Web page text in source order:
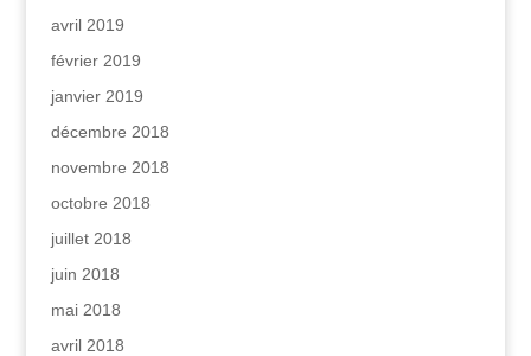
avril 2019
février 2019
janvier 2019
décembre 2018
novembre 2018
octobre 2018
juillet 2018
juin 2018
mai 2018
avril 2018